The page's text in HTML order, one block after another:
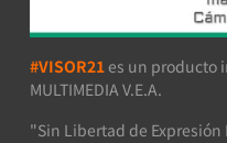
#VISOR21 es un producto
MULTIMEDIA V.E.A.
"Sin Libertad de Expresión